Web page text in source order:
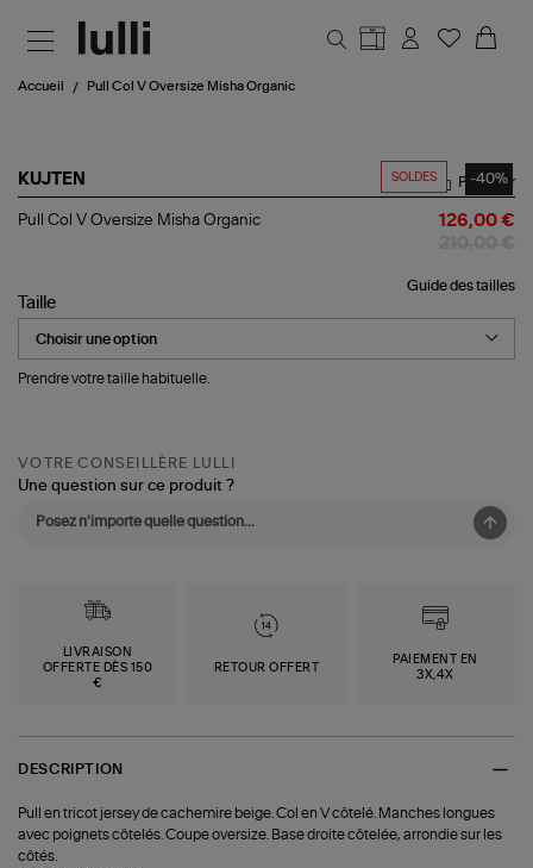
Accueil Pull Col V Oversize Misha Organic
SOLDES -40%
KUJTEN
Pull
Misha
Organic
Partager
Pull Col V Oversize Misha Organic 126,00 €
Guide des tailles
Taille
Prendre votre taille habituelle.
VOTRE CONSEILLÈRE LULLI
Une question sur ce produit ?
LIVRAISON
OFFERTE DÈS 150
€
RETOUR OFFERT
PAIEMENT EN
3X,4X
DESCRIPTION
Pull en tricot jersey de cachemire beige. Col en V côtelé. Manches longues
avec poignets côtelés. Coupe oversize. Base droite côtelée, arrondie sur les
côtés.